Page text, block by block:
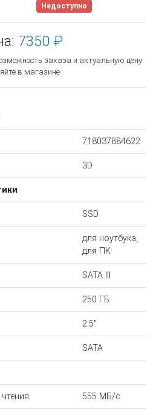
Недоступно
7350 ₽
заказа и актуальную цену
в магазине.
718037884622
3D
SSD
для ноутбука,
для ПК
SATA III
250 ГБ
2.5"
SATA
555 МБ/с